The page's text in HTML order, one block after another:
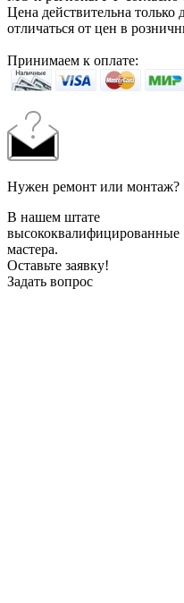
Цена действительна только
отличаться от цен в
Принимаем к оплате:
Нужен ремонт или монтаж?
В нашем штате
высококвалифицированные
мастера.
Оставьте заявку!
Задать вопрос